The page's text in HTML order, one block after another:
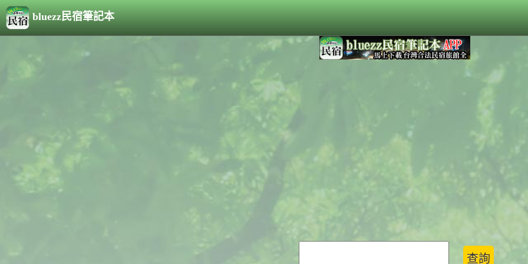
bluezz民宿筆記本